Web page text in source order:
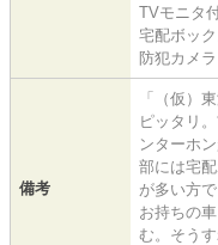
TVモニタ
宅配ボック
防犯カメラ
備考
「（仮）
ピッタリ
ンターホ
部には宅
が多い方
お持ちの
む。そう